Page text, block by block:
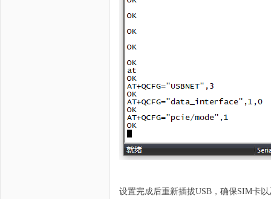
设置完成后重新插拔USB，确保SIM卡